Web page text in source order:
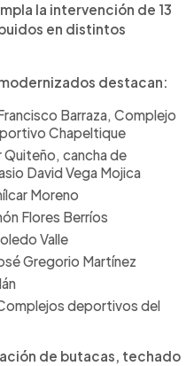
la intervención de 13
en distintos
destacan:
Barraza, Complejo
Chapeltique
cancha de
David Vega Mojica
Moreno
Flores Berríos
Valle
Gregorio Martínez
deportivos del
de butacas, techado